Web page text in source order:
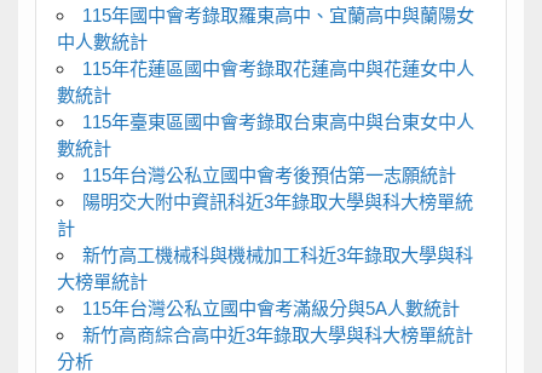
115年國中會考錄取羅東高中、宜蘭高中與蘭陽女
中人數統計
115年花蓮區國中會考錄取花蓮高中與花蓮女中人
數統計
115年臺東區國中會考錄取台東高中與台東女中人
數統計
115年台灣公私立國中會考後預估第一志願統計
陽明交大附中資訊科近3年錄取大學與科大榜單統
計
新竹高工機械科與機械加工科近3年錄取大學與科
大榜單統計
115年台灣公私立國中會考滿級分與5A人數統計
新竹高商綜合高中近3年錄取大學與科大榜單統計
分析